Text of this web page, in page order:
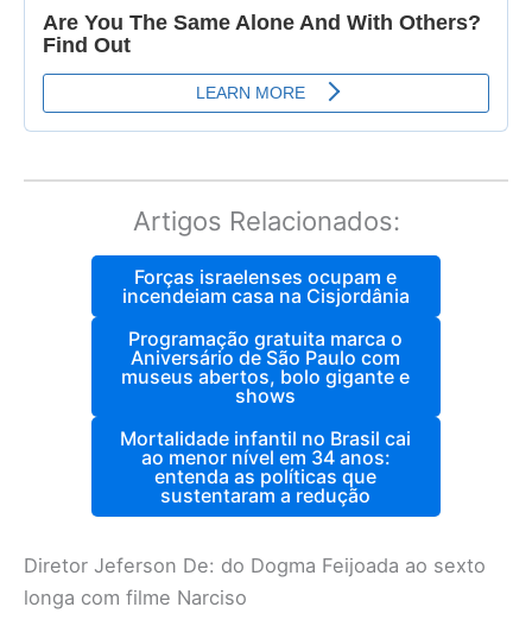
Artigos Relacionados:
Forças israelenses ocupam e
incendeiam casa na Cisjordânia
Programação gratuita marca o
Aniversário de São Paulo com
museus abertos, bolo gigante e
shows
Mortalidade infantil no Brasil cai
ao menor nível em 34 anos:
entenda as políticas que
sustentaram a redução
Diretor Jeferson De: do Dogma Feijoada ao sexto
longa com filme Narciso